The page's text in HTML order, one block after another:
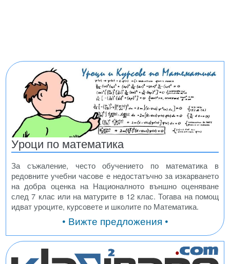
Уроци по математика
За съжаление, често обучението по математика в
редовните учебни часове е недостатъчно за изкарването
на добра оценка на Националното външно оценяване
след 7 клас или на матурите в 12 клас. Тогава на помощ
идват уроците, курсовете и школите по Математика.
• Вижте предложения •